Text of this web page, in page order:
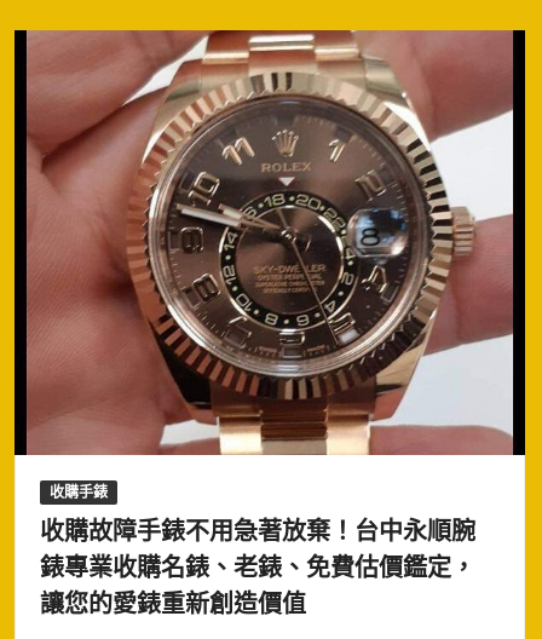
收購手錶
收購故障手錶不用急著放棄！台中永順腕
錶專業收購名錶、老錶、免費估價鑑定，
讓您的愛錶重新創造價值